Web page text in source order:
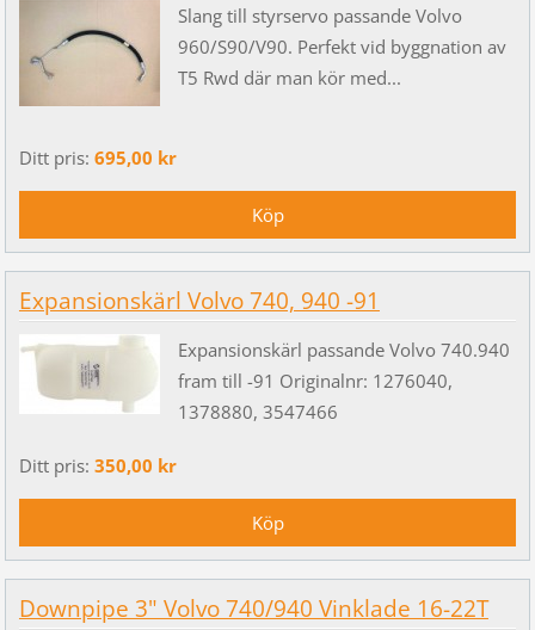
Slang till styrservo passande Volvo
960/S90/V90. Perfekt vid byggnation av
T5 Rwd där man kör med...
Ditt pris: 695,00 kr
Expansionskärl Volvo 740, 940 -91
Expansionskärl passande Volvo 740.940
fram till -91 Originalnr: 1276040,
1378880, 3547466
Ditt pris: 350,00 kr
Downpipe 3" Volvo 740/940 Vinklade 16-22T